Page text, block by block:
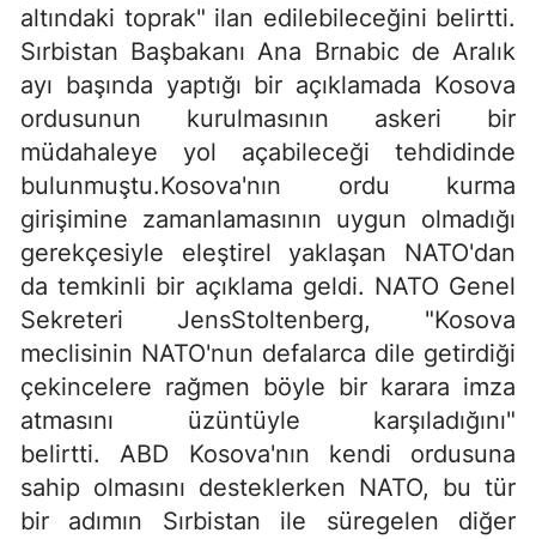
altındaki toprak" ilan edilebileceğini belirtti.
Sırbistan Başbakanı Ana Brnabic de Aralık
ayı başında yaptığı bir açıklamada Kosova
ordusunun kurulmasının askeri bir
müdahaleye yol açabileceği tehdidinde
bulunmuştu.Kosova'nın ordu kurma
girişimine zamanlamasının uygun olmadığı
gerekçesiyle eleştirel yaklaşan NATO'dan
da temkinli bir açıklama geldi. NATO Genel
Sekreteri JensStoltenberg, "Kosova
meclisinin NATO'nun defalarca dile getirdiği
çekincelere rağmen böyle bir karara imza
atmasını üzüntüyle karşıladığını"
belirtti. ABD Kosova'nın kendi ordusuna
sahip olmasını desteklerken NATO, bu tür
bir adımın Sırbistan ile süregelen diğer